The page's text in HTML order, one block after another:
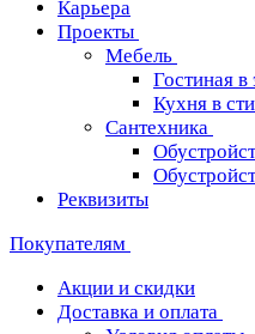
Карьера
Проекты
Мебель
Гостиная в
Кухня в
Сантехника
Реквизиты
Покупателям
Акции и скидки
Доставка и оплата